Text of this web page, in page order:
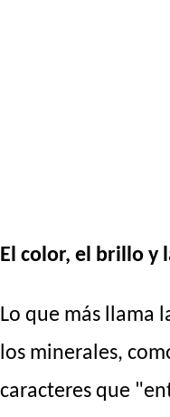
El color, el brillo y
Lo que más llama
los minerales,
caracteres que